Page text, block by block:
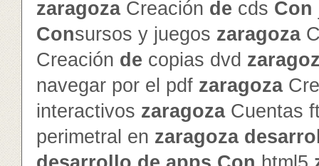
zaragozaCreación de cds Con
Consursos y juegos zaragoza
Creación de copias dvd
navegar por el pdf zaragoza
interactivos zaragozaCuentas
perimetral en zaragoza de